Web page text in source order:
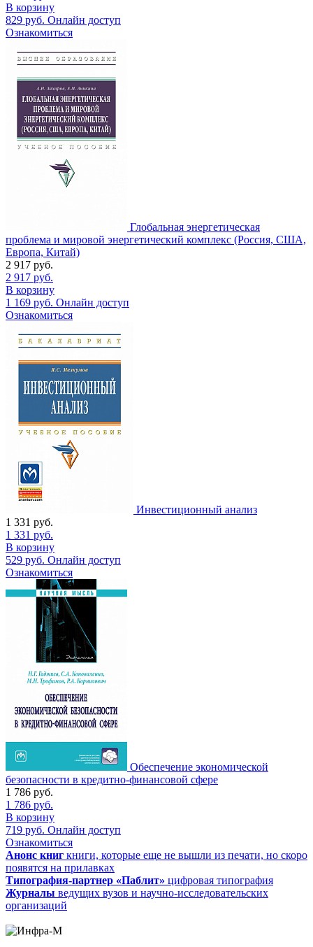
В корзину
829 руб. Онлайн доступ
Ознакомиться
Глобальная энергетическая
проблема и мировой энергетический комплекс (Россия, США,
Европа, Китай)
2 917 руб.
2 917 руб.
В корзину
1 169 руб. Онлайн доступ
Ознакомиться
Инвестиционный анализ
1 331 руб.
1 331 руб.
В корзину
529 руб. Онлайн доступ
Ознакомиться
Обеспечение экономической
безопасности в кредитно-финансовой сфере
1 786 руб.
1 786 руб.
В корзину
719 руб. Онлайн доступ
Ознакомиться
Анонс книг книги, которые еще не вышли из печати, но скоро
появятся на прилавках
Типография-партнер «Паблит» цифровая типография
Журналы ведущих вузов и научно-исследовательских
организаций